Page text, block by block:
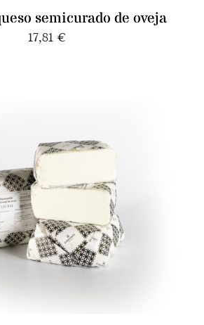
semicurado de oveja
17,81 €